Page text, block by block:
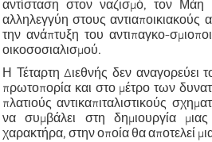
αντίσταση στον ναζισμό, τον Μάη
αλληλεγγύη στους αντιαποικιακούς
την ανάπτυξη του αντιπαγκο-
οικοσοσιαλισμού.
Η Τέταρτη Διεθνής δεν αναγορεύει
πρωτοπορία και στο μέτρο των
πλατιούς αντικαπιταλιστικούς
να συμβάλει στη δημιουργία
χαρακτήρα, στην οποία θα αποτελεί